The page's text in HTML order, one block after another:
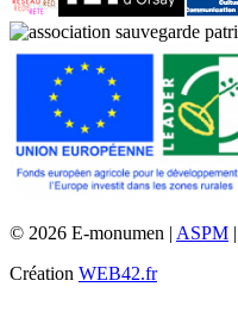
© 2026 E-monumen | ASPM |
Création WEB42.fr